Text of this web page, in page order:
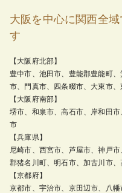
大阪を中心に関西全
す
【大阪府北部】
豊中市、池田市、豊能郡豊能町
市、門真市、四条畷市、大東市
【大阪府南部】
堺市、和泉市、高石市、岸和田
市
【兵庫県】
尼崎市、西宮市、芦屋市、神戸
郡猪名川町、明石市、加古川市
【京都府】
京都市、宇治市、京田辺市、八